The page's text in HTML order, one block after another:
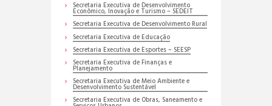
Secretaria Executiva de Desenvolvimento
Econômico, Inovação e Turismo – SEDEIT
Secretaria Executiva de Desenvolvimento Rural
Secretaria Executiva de Educação
Secretaria Executiva de Esportes – SEESP
Secretaria Executiva de Finanças e
Planejamento
Secretaria Executiva de Meio Ambiente e
Desenvolvimento Sustentável
Secretaria Executiva de Obras, Saneamento e